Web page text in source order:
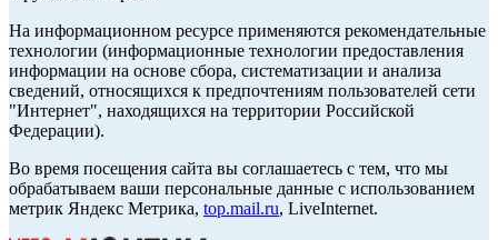
На информационном ресурсе применяются рекомендательные
технологии (информационные технологии предоставления
информации на основе сбора, систематизации и анализа
сведений, относящихся к предпочтениям пользователей сети
"Интернет", находящихся на территории Российской
Федерации).
Во время посещения сайта вы соглашаетесь с тем, что мы
обрабатываем ваши персональные данные с использованием
метрик Яндекс Метрика, top.mail.ru, LiveInternet.